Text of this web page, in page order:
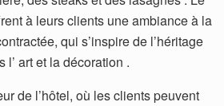
à leurs clients une ambiance à la
qui s’inspire de l’héritage
l’ art et la décoration .
de l’hôtel, où les clients peuvent